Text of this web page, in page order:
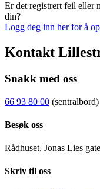
Er det registrert feil eller
din?
Logg deg inn her for å
Kontakt
Snakk med oss
66 93 80 00 (sentralbord)
Besøk oss
Rådhuset, Jonas Lies
Skriv til oss